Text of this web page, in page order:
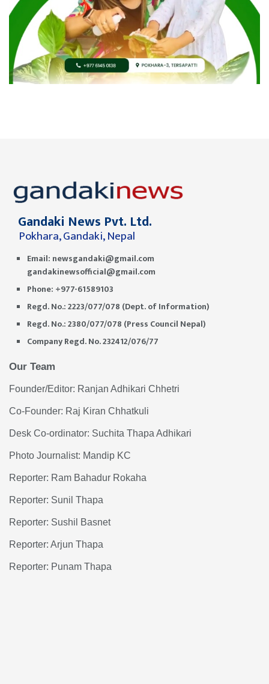
Gandaki News Pvt. Ltd.
Pokhara, Gandaki, Nepal
Email: newsgandaki@gmail.com
gandakinewsofficial@gmail.com
Phone: +977-61589103
Regd. No.: 2223/077/078 (Dept. of Information)
Regd. No.: 2380/077/078 (Press Council Nepal)
Company Regd. No. 232412/076/77
Our Team
Founder/Editor: Ranjan Adhikari Chhetri
Co-Founder: Raj Kiran Chhatkuli
Desk Co-ordinator: Suchita Thapa Adhikari
Photo Journalist: Mandip KC
Reporter: Ram Bahadur Rokaha
Reporter: Sunil Thapa
Reporter: Sushil Basnet
Reporter: Arjun Thapa
Reporter: Punam Thapa